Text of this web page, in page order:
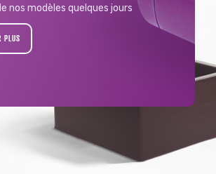
nos modèles quelques jours
PLUS